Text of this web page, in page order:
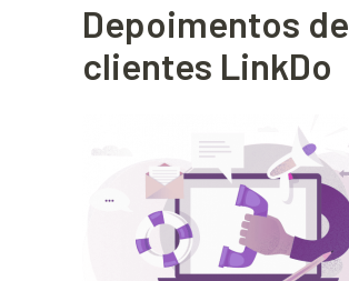
Depoimentos de
clientes LinkDo